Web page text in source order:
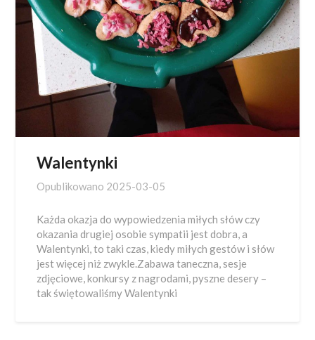
Walentynki
Opublikowano 2025-03-05
Każda okazja do wypowiedzenia miłych słów czy
okazania drugiej osobie sympatii jest dobra, a
Walentynki, to taki czas, kiedy miłych gestów i słów
jest więcej niż zwykle.Zabawa taneczna, sesje
zdjęciowe, konkursy z nagrodami, pyszne desery –
tak świętowaliśmy Walentynki